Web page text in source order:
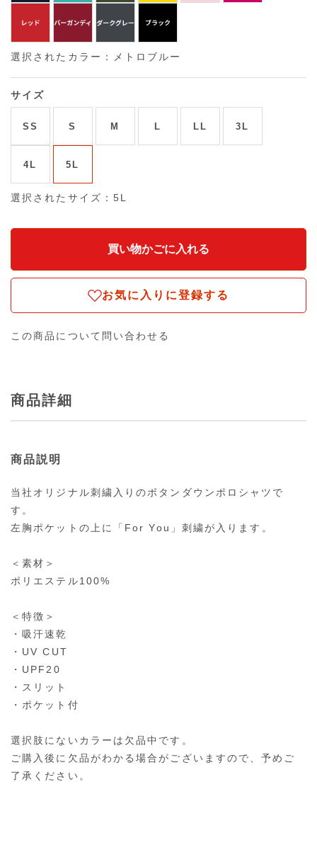
選択されたカラー：メトロブルー
サイズ
SS S M L LL 3L
4L 5L
選択されたサイズ：5L
お気に入りに登録する
この商品について問い合わせる
商品詳細
商品説明
当社オリジナル刺繍入りのボタンダウンポロシャツで
す。
左胸ポケットの上に「For You」刺繍が入ります。
＜素材＞
ポリエステル100%
＜特徴＞
・吸汗速乾
・UV CUT
・UPF20
・スリット
・ポケット付
選択肢にないカラーは欠品中です。
ご購入後に欠品がわかる場合がございますので、予めご
了承ください。